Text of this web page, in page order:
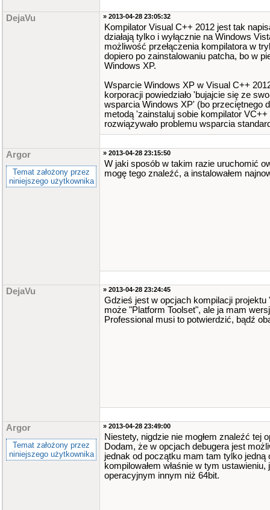
DejaVu » 2013-04-28 23:05:32
Kompilator Visual C++ 2012 jest tak
działają tylko i wyłącznie na Windows
możliwość przełączenia kompilatora w
dopiero po zainstalowaniu patcha, bo w
Windows XP.
Wsparcie Windows XP w Visual C++
korporacji powiedziało 'bujajcie się ze
wsparcia Windows XP' (bo przeciętnego
metodą 'zainstaluj sobie kompilator
rozwiązywało problemu wsparcia
Argor
Temat założony przez
niniejszego użytkownika
» 2013-04-28 23:15:50
W jaki sposób w takim razie uruchomić
mogę tego znaleźć, a instalowałem
DejaVu » 2013-04-28 23:24:45
Gdzieś jest w opcjach kompilacji
może "Platform Toolset", ale ja mam
Professional musi to potwierdzić, bądź
Argor
Temat założony przez
niniejszego użytkownika
» 2013-04-28 23:49:00
Niestety, nigdzie nie mogłem znaleźć tej
Dodam, że w opcjach debugera jest
jednak od początku mam tam tylko
kompilowałem właśnie w tym
operacyjnym innym niż 64bit.